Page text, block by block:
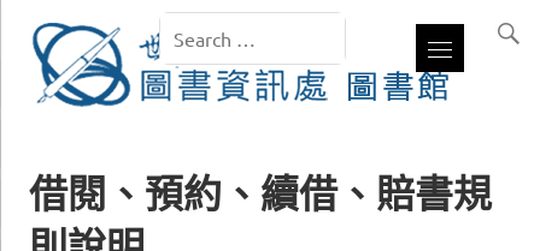
借閱、預約、續借、賠書規